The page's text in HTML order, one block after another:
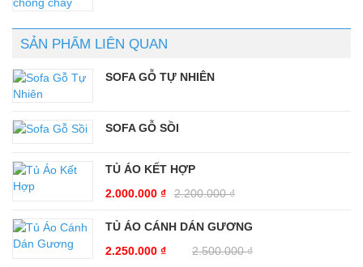
SẢN PHẨM LIÊN QUAN
SOFA GỖ TỰ NHIÊN
SOFA GỖ SỒI
TỦ ÁO KẾT HỢP
2.200.000₫
2.000.000 ₫
TỦ ÁO CÁNH DÁN GƯƠNG
2.500.000₫
2.250.000 ₫